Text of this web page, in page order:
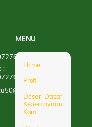
:
MENU
Home
Profil
Dasar-Dasar
Kepercayaan
Kami